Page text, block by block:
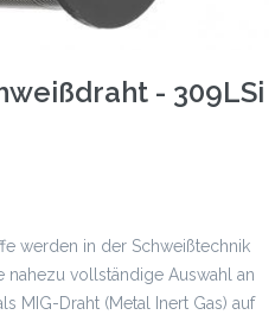
- 309LSi
werden in der Schweißtechnik
vollständige Auswahl an
MIG-Draht (Metal Inert Gas) auf